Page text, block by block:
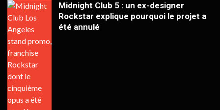
Midnight Club 5 : un ex-designer
Rockstar explique pourquoi le projet a
été annulé